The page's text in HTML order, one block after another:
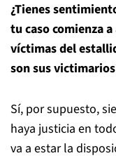
¿Tienes
tu caso comienza
víctimas del
son sus
Sí, por supuesto,
haya justicia en
va a estar la